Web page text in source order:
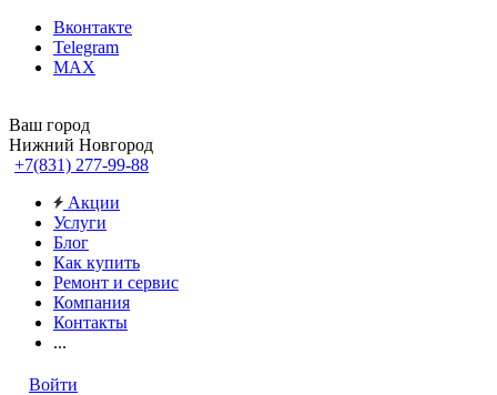
Вконтакте
Telegram
MAX
Ваш город
Нижний Новгород
+7(831) 277-99-88
Акции
Услуги
Блог
Как купить
Ремонт и сервис
Компания
Контакты
...
Войти